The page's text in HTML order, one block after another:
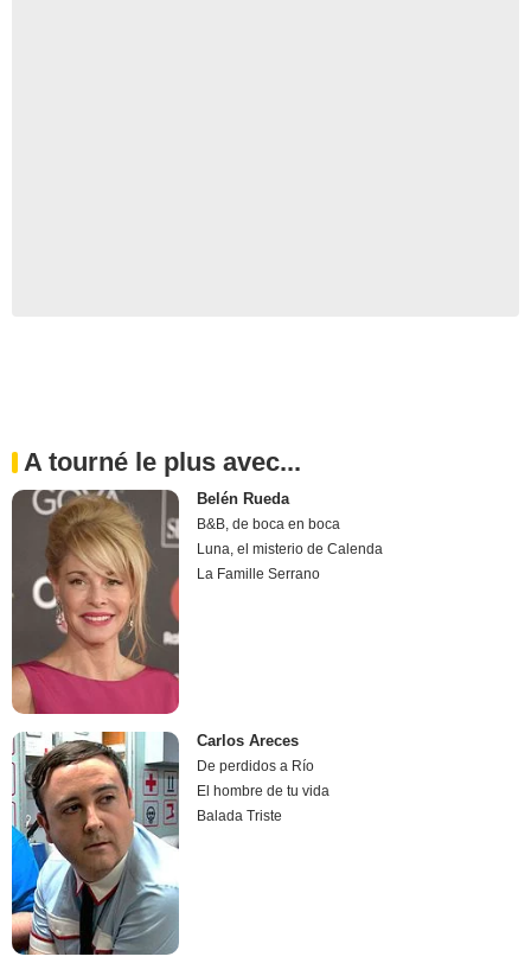
A tourné le plus avec...
Belén Rueda
B&B, de boca en boca
Luna, el misterio de Calenda
La Famille Serrano
Carlos Areces
De perdidos a Río
El hombre de tu vida
Balada Triste